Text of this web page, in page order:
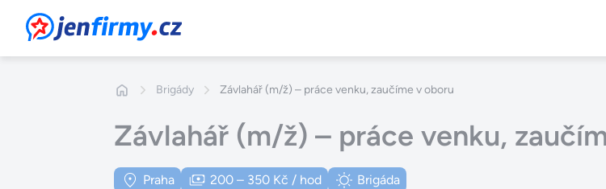
JenFirmy.cz
Brigády Závlahář (m/ž) – práce venku, zaučíme v oboru
Závlahář (m/ž) – práce venku,
Praha 200 – 350 Kč / hod Brigáda